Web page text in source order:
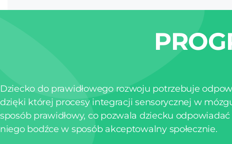
Dziecko do prawidłowego rozwoju potrzebuje
dzięki której procesy integracji sensorycznej w
sposób prawidłowy, co pozwala dziecku
niego bodźce w sposób akceptowalny społecznie.